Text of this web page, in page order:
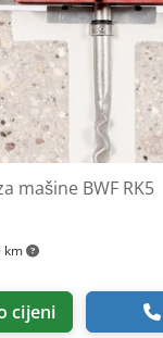
km
mašine BWF RK5
cijeni